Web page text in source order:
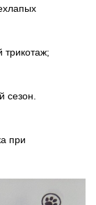
трикотаж;
сезон.
при